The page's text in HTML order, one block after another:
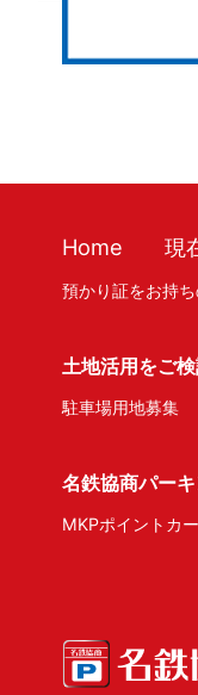
Home 現
預かり証をお持
土地活用をご
駐車場用地募集
名鉄協商パー
MKPポイントカ